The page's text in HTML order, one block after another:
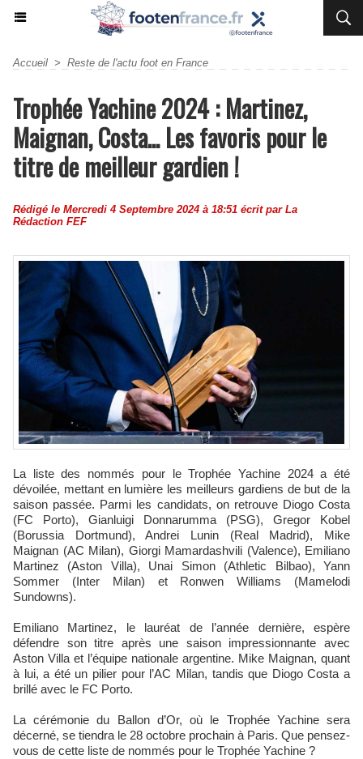
Accueil > Reste de l'actu foot en France
Trophée Yachine 2024 : Martinez,
Maignan, Costa... Les favoris pour le
titre de meilleur gardien !
Rédigé le Mercredi 4 Septembre 2024 à 18:51 écrit par La
Rédaction FEF
La liste des nommés pour le Trophée Yachine 2024 a été
dévoilée, mettant en lumière les meilleurs gardiens de but de la
saison passée. Parmi les candidats, on retrouve Diogo Costa
(FC Porto), Gianluigi Donnarumma (PSG), Gregor Kobel
(Borussia Dortmund), Andrei Lunin (Real Madrid), Mike
Maignan (AC Milan), Giorgi Mamardashvili (Valence), Emiliano
Martinez (Aston Villa), Unai Simon (Athletic Bilbao), Yann
Sommer (Inter Milan) et Ronwen Williams (Mamelodi
Sundowns).
Emiliano Martinez, le lauréat de l’année dernière, espère
défendre son titre après une saison impressionnante avec
Aston Villa et l’équipe nationale argentine. Mike Maignan, quant
à lui, a été un pilier pour l’AC Milan, tandis que Diogo Costa a
brillé avec le FC Porto.
La cérémonie du Ballon d’Or, où le Trophée Yachine sera
décerné, se tiendra le 28 octobre prochain à Paris. Que pensez-
vous de cette liste de nommés pour le Trophée Yachine ?